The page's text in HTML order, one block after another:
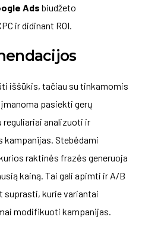
Ads biudžeto
ir didinant ROI.
iššūkis, tačiau su tinkamomis
pasiekti gerų
analizuoti ir
kampanijas. Stebėdami
raktinės frazės generuoja
kainą. Tai gali apimti ir A/B
suprasti, kurie variantai
modifikuoti kampanijas.